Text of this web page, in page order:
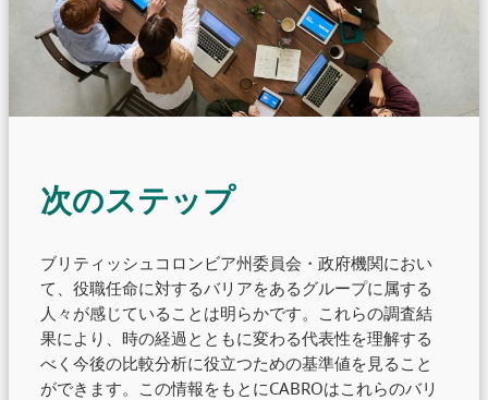
次のステップ
ブリティッシュコロンビア州委員会・政府機関におい
て、役職任命に対するバリアをあるグループに属する
人々が感じていることは明らかです。これらの調査結
果により、時の経過とともに変わる代表性を理解する
べく今後の比較分析に役立つための基準値を見ること
ができます。この情報をもとにCABROはこれらのバリ